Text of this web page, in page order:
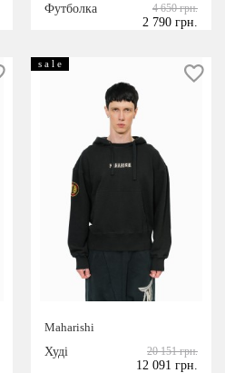
Футболка
4 650 грн.
2 790 грн.
s a l e
Maharishi
Худі
20 151 грн.
12 091 грн.